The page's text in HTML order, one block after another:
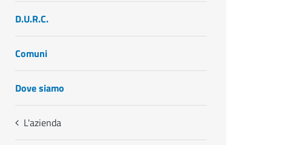
D.U.R.C.
Comuni
Dove siamo
L'azienda